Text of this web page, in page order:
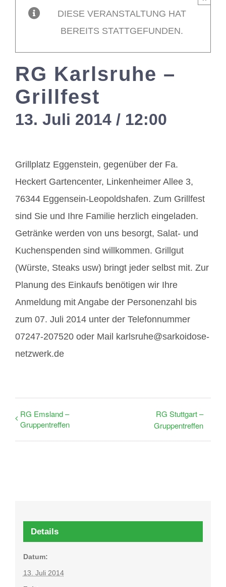
Mitglieder /
DIESE VERANSTALTUNG HAT
BEREITS STATTGEFUNDEN.
RG Karlsruhe –
Grillfest
13. Juli 2014 / 12:00
Grillplatz Eggenstein, gegenüber der Fa.
Heckert Gartencenter, Linkenheimer Allee 3,
76344 Eggensein-Leopoldshafen. Zum Grillfest
sind Sie und Ihre Familie herzlich eingeladen.
Getränke werden von uns besorgt, Salat- und
Kuchenspenden sind willkommen. Grillgut
(Würste, Steaks usw) bringt jeder selbst mit. Zur
Planung des Einkaufs benötigen wir Ihre
Anmeldung mit Angabe der Personenzahl bis
zum 07. Juli 2014 unter der Telefonnummer
07247-207520 oder Mail karlsruhe@sarkoidose-
netzwerk.de
RG Emsland –
Gruppentreffen
RG Stuttgart –
Gruppentreffen
Details
Datum:
13. Juli 2014